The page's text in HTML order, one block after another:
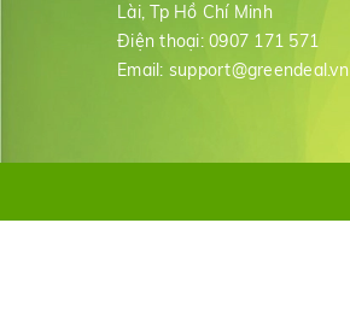
Lài, Tp Hồ Chí Minh
Điện thoại: 0907 171 571
Email: support@greendeal.vn